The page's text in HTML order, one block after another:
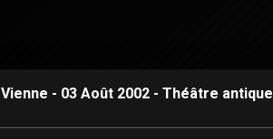
Vienne - 03 Août 2002 - Théâtre antique